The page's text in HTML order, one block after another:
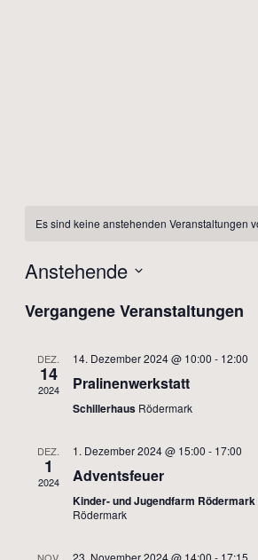
Es sind keine anstehenden Veranstaltungen
Anstehende
wählen.
Vergangene Veranstaltungen
DEZ.
14
2024
14. Dezember 2024 @ 10:00 - 12:00
Pralinenwerkstatt
Schillerhaus Rödermark
DEZ.
1
2024
1. Dezember 2024 @ 15:00 - 17:00
Adventsfeuer
Kinder- und Jugendfarm Rödermark
Rödermark
23. November 2024 @ 14:00 - 17:15